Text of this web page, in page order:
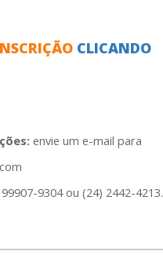
CLICANDO
envie um e-mail para
9304 ou (24) 2442-4213.